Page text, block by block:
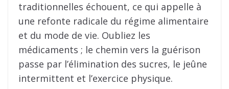
traditionnelles échouent, ce qui appelle à
une refonte radicale du régime alimentaire
et du mode de vie. Oubliez les
médicaments ; le chemin vers la guérison
passe par l’élimination des sucres, le jeûne
intermittent et l’exercice physique.